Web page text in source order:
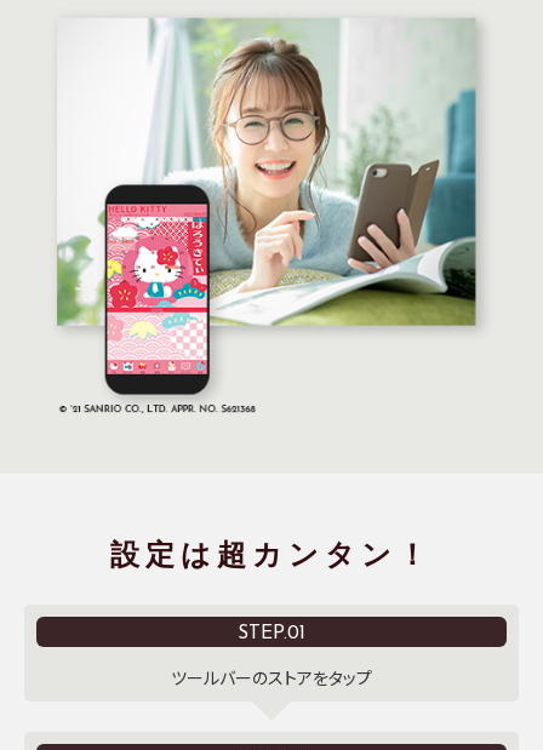
設定は 超カンタン！
STEP.01
ツールバーのストアをタップ